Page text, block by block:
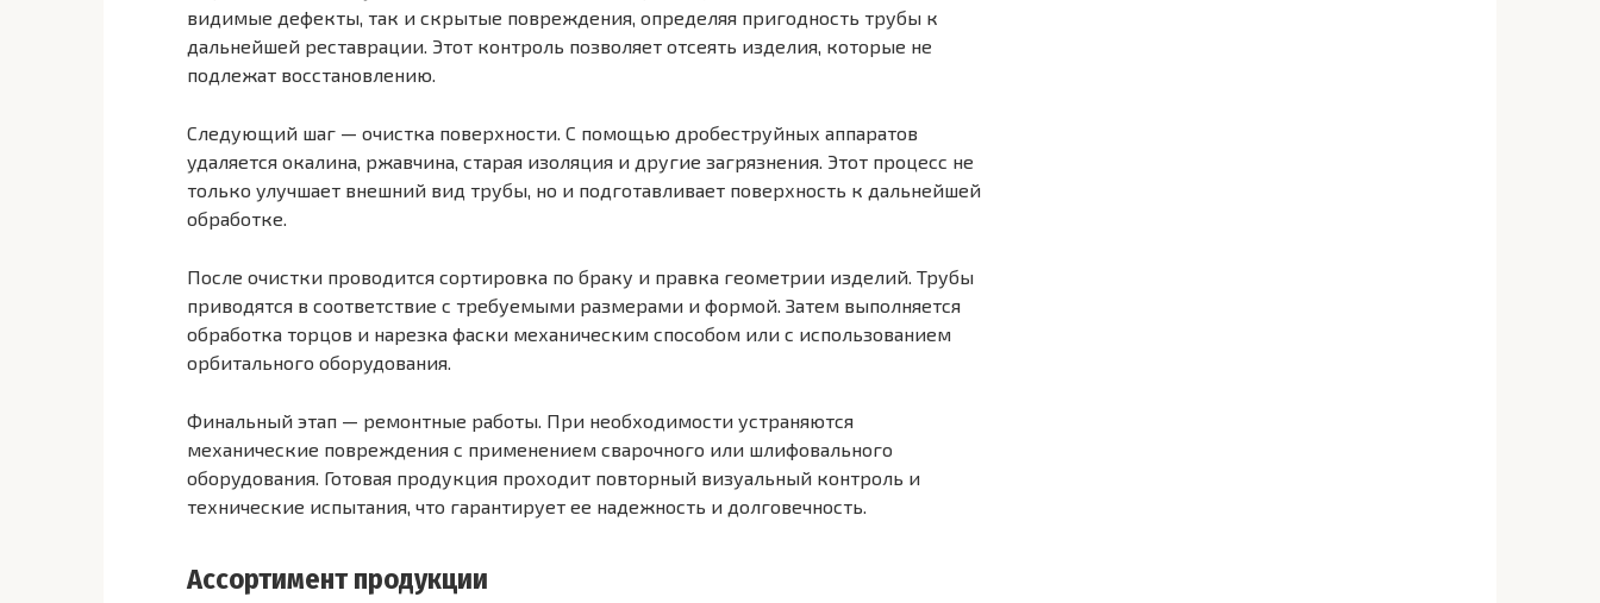
видимые дефекты, так и скрытые повреждения, определяя пригодность трубы к
дальнейшей реставрации. Этот контроль позволяет отсеять изделия, которые не
подлежат восстановлению.
Следующий шаг — очистка поверхности. С помощью дробеструйных аппаратов
удаляется окалина, ржавчина, старая изоляция и другие загрязнения. Этот процесс не
только улучшает внешний вид трубы, но и подготавливает поверхность к дальнейшей
обработке.
После очистки проводится сортировка по браку и правка геометрии изделий. Трубы
приводятся в соответствие с требуемыми размерами и формой. Затем выполняется
обработка торцов и нарезка фаски механическим способом или с использованием
орбитального оборудования.
Финальный этап — ремонтные работы. При необходимости устраняются
механические повреждения с применением сварочного или шлифовального
оборудования. Готовая продукция проходит повторный визуальный контроль и
технические испытания, что гарантирует ее надежность и долговечность.
Ассортимент продукции